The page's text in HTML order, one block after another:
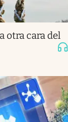
otra cara del